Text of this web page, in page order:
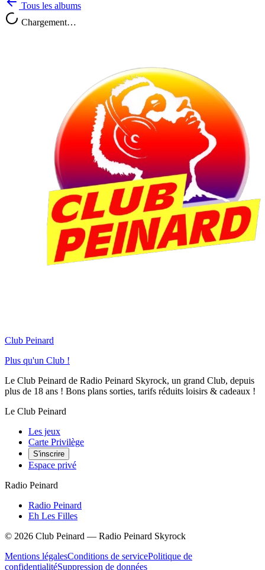
Tous les albums
Chargement…
Club Peinard
Plus qu'un Club !
Le Club Peinard de Radio Peinard Skyrock, un grand Club, depuis
plus de 18 ans ! Bons plans sorties, tarifs réduits loisirs & cadeaux !
Le Club Peinard
Les jeux
Carte Privilège
S'inscrire
Espace privé
Radio Peinard
Radio Peinard
Eh Les Filles
© 2026 Club Peinard — Radio Peinard Skyrock
Mentions légalesConditions de servicePolitique de
confidentialitéSuppression de données